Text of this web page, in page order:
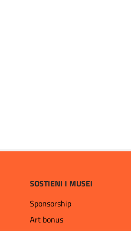
SOSTIENI I MUSEI
Sponsorship
Art bonus